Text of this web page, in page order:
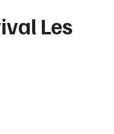
Les